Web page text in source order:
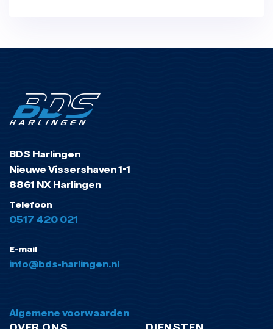
BDS Harlingen
Nieuwe Vissershaven 1-1
8861 NX Harlingen
Telefoon
0517 420 021
E-mail
info@bds-harlingen.nl
Algemene voorwaarden